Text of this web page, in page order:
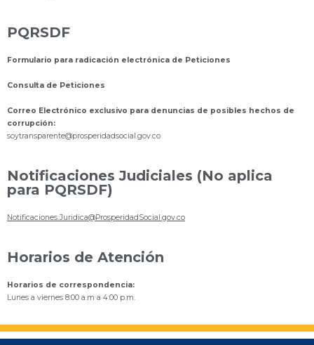
PQRSDF
Formulario para radicación electrónica de Peticiones
Consulta de Peticiones
Correo Electrónico exclusivo para denuncias de posibles hechos de
corrupción:
soytransparente@prosperidadsocial.gov.co
Notificaciones Judiciales (No aplica
para PQRSDF)
Notificaciones.Juridica@ProsperidadSocial.gov.co
Horarios de Atención
Horarios de correspondencia:
Lunes a viernes 8:00 a.m a 4:00 p.m.